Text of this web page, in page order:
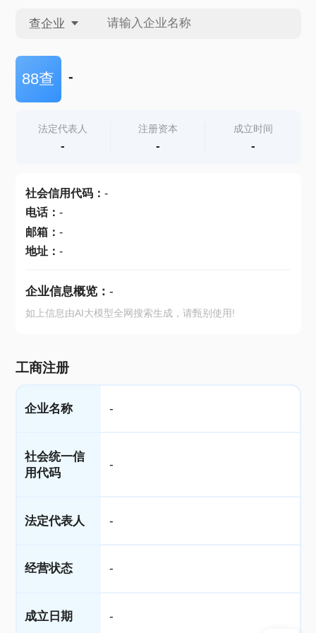
查企业
查企业
查产地
88查 -
法定代表人
-
注册资本
-
成立时间
-
社会信用代码： -
电话： -
邮箱： -
地址： -
企业信息概览： -
如上信息由AI大模型全网搜索生成，请甄别使用!
工商注册
企业名称 -
社会统一信
用代码
-
法定代表人 -
经营状态 -
成立日期 -